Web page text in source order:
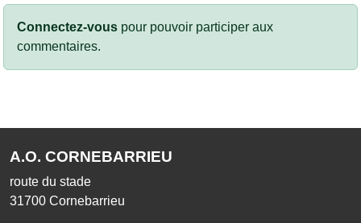
Connectez-vous pour pouvoir participer aux
commentaires.
A.O. CORNEBARRIEU
route du stade
31700 Cornebarrieu